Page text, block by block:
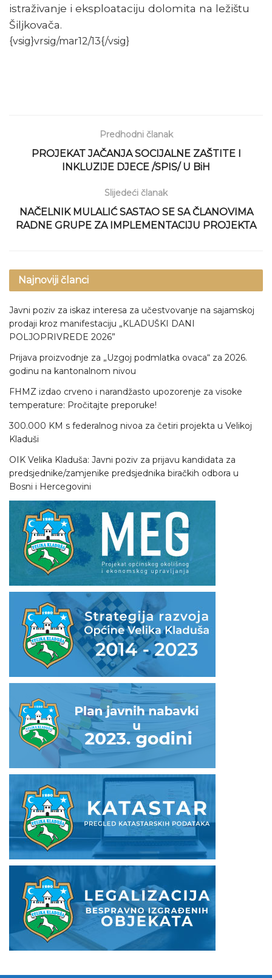
istraživanje i eksploataciju dolomita na ležištu
Šiljkovača.
{vsig}vrsig/mar12/13{/vsig}
Predhodni članak
PROJEKAT JAČANJA SOCIJALNE ZAŠTITE I
INKLUZIJE DJECE /SPIS/ U BiH
Slijedeći članak
NAČELNIK MULALIĆ SASTAO SE SA ČLANOVIMA
RADNE GRUPE ZA IMPLEMENTACIJU PROJEKTA
Najnoviji članci
Javni poziv za iskaz interesa za učestvovanje na sajamskoj
prodaji kroz manifestaciju „KLADUŠKI DANI
POLJOPRIVREDE 2026”
Prijava proizvodnje za „Uzgoj podmlatka ovaca“ za 2026.
godinu na kantonalnom nivou
FHMZ izdao crveno i narandžasto upozorenje za visoke
temperature: Pročitajte preporuke!
300.000 KM s federalnog nivoa za četiri projekta u Velikoj
Kladuši
OIK Velika Kladuša: Javni poziv za prijavu kandidata za
predsjednike/zamjenike predsjednika biračkih odbora u
Bosni i Hercegovini